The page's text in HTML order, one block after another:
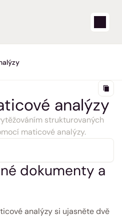
analýzy
strukturovaných
maticové analýzy.
dokumenty a
analýzy si ujasněte dvě